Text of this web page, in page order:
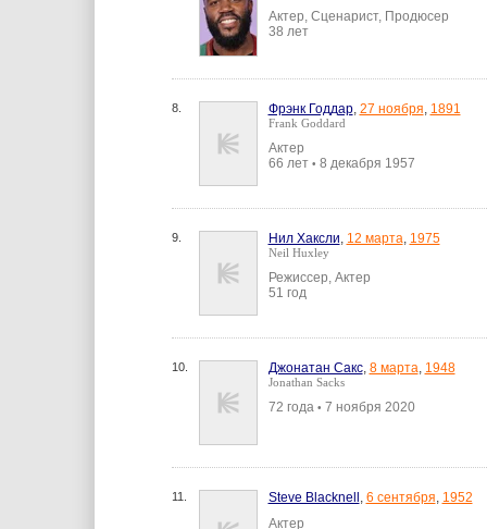
Актер, Сценарист, Продюсер
38 лет
8. Фрэнк Годдар, 27 ноября, 1891
Frank Goddard
Актер
66 лет • 8 декабря 1957
9. Нил Хаксли, 12 марта, 1975
Neil Huxley
Режиссер, Актер
51 год
10. Джонатан Сакс, 8 марта, 1948
Jonathan Sacks
72 года • 7 ноября 2020
11. Steve Blacknell , 6 сентября, 1952
Актер